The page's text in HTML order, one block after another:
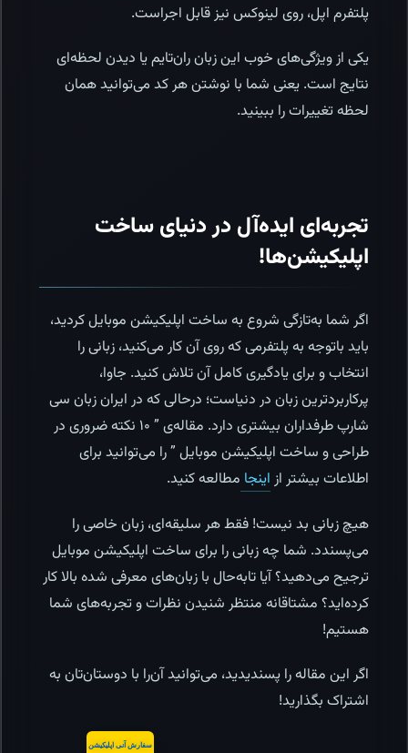
پلتفرم اپل، روی لینوکس نیز قابل اجراست.
یکی از ویژگی‌های خوب این زبان ران‌تایم یا دیدن لحظه‌ای
نتایج است. یعنی شما با نوشتن هر کد می‌توانید همان
لحظه تغییرات را ببینید.
تجربه‌ای ایده‌آل در دنیای ساخت
اپلیکیشن‌ها!
اگر شما به‌تازگی شروع به ساخت اپلیکیشن موبایل کردید،
باید با‌توجه به پلتفرمی که روی آن کار می‌کنید، زبانی را
انتخاب و برای یادگیری کامل آن تلاش کنید. جاوا،
پرکاربردترین زبان در دنیاست؛ درحالی که در ایران زبان سی
شارپ طرفداران بیشتری دارد. مقاله‌ی ” ۱۰ نکته ضروری در
طراحی و ساخت اپلیکیشن موبایل ” را می‌توانید برای
اطلاعات بیشتر از اینجا مطالعه کنید.
هیچ زبانی بد نیست! فقط هر سلیقه‌ای، زبان خاصی را
می‌پسندد. شما چه زبانی را برای ساخت اپلیکیشن موبایل
ترجیح می‌دهید؟ آیا تابه‌حال با زبان‌های معرفی شده بالا کار
کرده‌اید؟ مشتاقانه منتظر شنیدن نظرات و تجربه‌های شما
هستیم!
اگر این مقاله را پسندیدید، می‌توانید آن‌را با دوستان‌تان به
اشتراک بگذارید!
سفارش آنی اپلیکیشن